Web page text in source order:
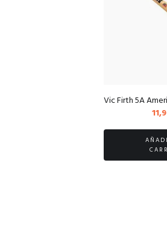
Vic Firth 5A